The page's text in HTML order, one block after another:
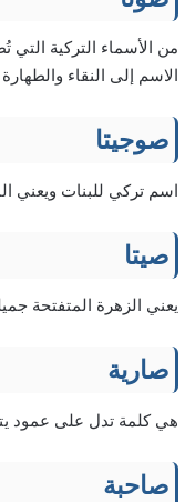
من الأسماء التركية التي
الاسم إلى النقاء
صوجيتا
اسم تركي للبنات ويعني
صيتا
يعني الزهرة المتفتحة
صارية
هي كلمة تدل على عمود
صاحبة